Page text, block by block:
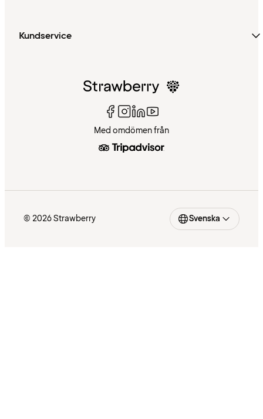
Kundservice
Med omdömen från
© 2026 Strawberry Svenska